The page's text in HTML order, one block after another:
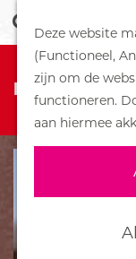
Deze website
(Functioneel,
zijn om de
functioneren.
aan hiermee
G
n
a
h
o
o
e
k
e
n
M
e
n
u
De
Sorry,
beschikbaar.